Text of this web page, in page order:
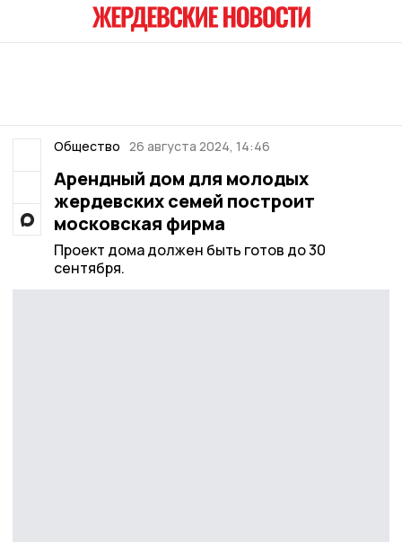
Общество 26 августа 2024, 14:46
Арендный дом для молодых
жердевских семей построит
московская фирма
Проект дома должен быть готов до 30
сентября.